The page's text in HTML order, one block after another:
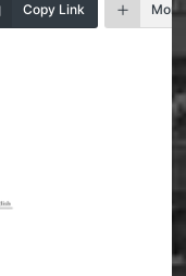
Copy Link More